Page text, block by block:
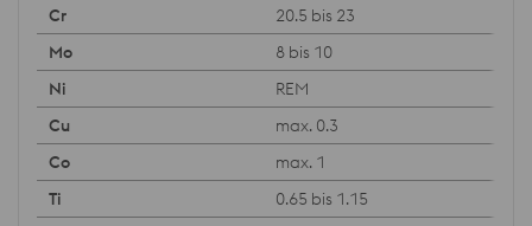
20.5 bis 23
8 bis 10
REM
max. 0.3
max. 1
0.65 bis 1.15